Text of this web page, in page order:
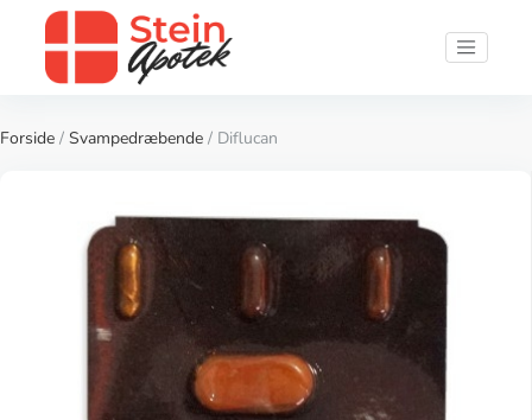
Forside / Svampedræbende / Diflucan